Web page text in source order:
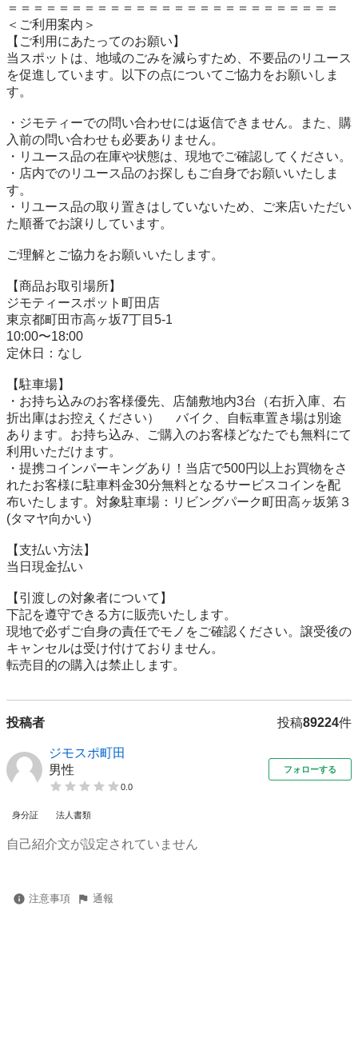
＝＝＝＝＝＝＝＝＝＝＝＝＝＝＝＝＝＝＝＝＝＝＝＝＝＝
＜ご利用案内＞
【ご利用にあたってのお願い】
当スポットは、地域のごみを減らすため、不要品のリユース
を促進しています。以下の点についてご協力をお願いしま
す。
・ジモティーでの問い合わせには返信できません。また、購
入前の問い合わせも必要ありません。
・リユース品の在庫や状態は、現地でご確認してください。
・店内でのリユース品のお探しもご自身でお願いいたしま
す。
・リユース品の取り置きはしていないため、ご来店いただい
た順番でお譲りしています。
ご理解とご協力をお願いいたします。
【商品お取引場所】
ジモティースポット町田店
東京都町田市高ヶ坂7丁目5-1
10:00〜18:00
定休日：なし
【駐⾞場】
・お持ち込みのお客様優先、店舗敷地内3台（右折入庫、右
折出庫はお控えください） 　バイク、自転車置き場は別途
あります。お持ち込み、ご購入のお客様どなたでも無料にて
利用いただけます。
・提携コインパーキングあり！当店で500円以上お買物をさ
れたお客様に駐車料金30分無料となるサービスコインを配
布いたします。対象駐車場：リビングパーク町田高ヶ坂第３
(タマヤ向かい)
【⽀払い⽅法】
当日現金払い
【引渡しの対象者について】
下記を遵守できる⽅に販売いたします。
現地で必ずご⾃⾝の責任でモノをご確認ください。譲受後の
キャンセルは受け付けておりません。
転売⽬的の購⼊は禁⽌します。
投稿者 投稿89224件
ジモスポ町田
男性
0.0
フォローする
身分証 法人書類
自己紹介文が設定されていません
注意事項 通報